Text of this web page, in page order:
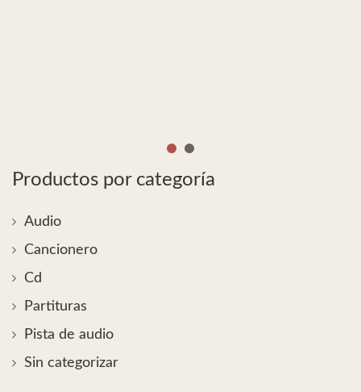
Productos por categoría
Audio
Cancionero
Cd
Partituras
Pista de audio
Sin categorizar